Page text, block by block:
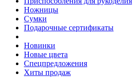
Ножницы
Сумки
Подарочные сертификаты
Новинки
Новые цвета
Спецпредложения
Хиты продаж